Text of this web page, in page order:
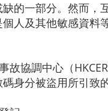
的一部分。然而，
人及其他敏感資料
故協調中心（
身分被盜用所引致的